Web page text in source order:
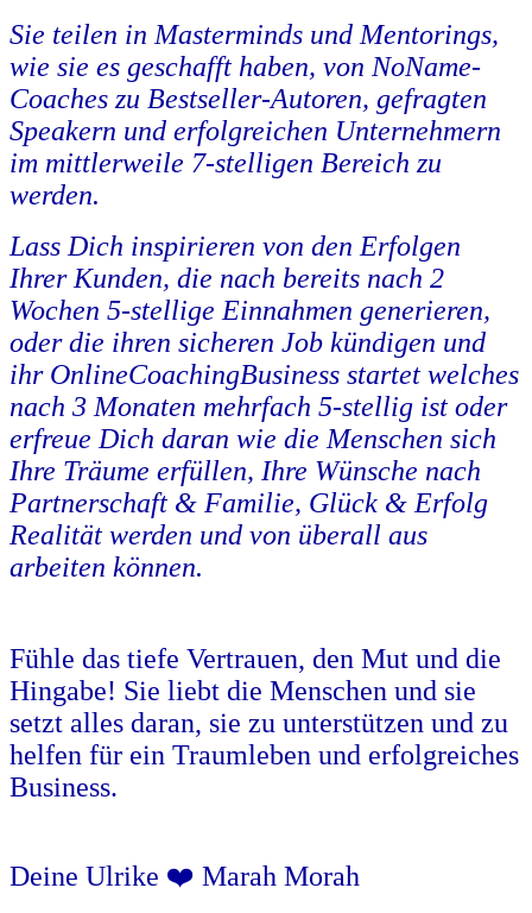
Sie teilen in Masterminds und Mentorings,
wie sie es geschafft haben, von NoName-
Coaches zu Bestseller-Autoren, gefragten
Speakern und erfolgreichen Unternehmern
im mittlerweile 7-stelligen Bereich zu
werden.
Lass Dich inspirieren von den Erfolgen
Ihrer Kunden, die nach bereits nach 2
Wochen 5-stellige Einnahmen generieren,
oder die ihren sicheren Job kündigen und
ihr OnlineCoachingBusiness startet welches
nach 3 Monaten mehrfach 5-stellig ist oder
erfreue Dich daran wie die Menschen sich
Ihre Träume erfüllen, Ihre Wünsche nach
Partnerschaft & Familie, Glück & Erfolg
Realität werden und von überall aus
arbeiten können.
Fühle das tiefe Vertrauen, den Mut und die
Hingabe! Sie liebt die Menschen und sie
setzt alles daran, sie zu unterstützen und zu
helfen für ein Traumleben und erfolgreiches
Business.
Deine Ulrike ❤️ Marah Morah